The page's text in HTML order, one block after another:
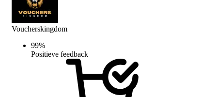
Voucherskingdom
99%
Positieve feedback